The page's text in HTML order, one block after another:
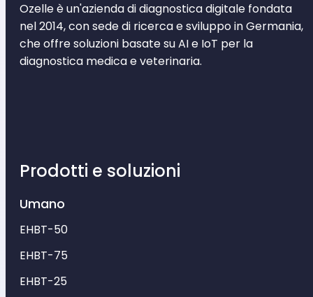
Ozelle è un'azienda di diagnostica digitale fondata
nel 2014, con sede di ricerca e sviluppo in Germania,
che offre soluzioni basate su AI e IoT per la
diagnostica medica e veterinaria.
Prodotti e soluzioni
Umano
EHBT-50
EHBT-75
EHBT-25